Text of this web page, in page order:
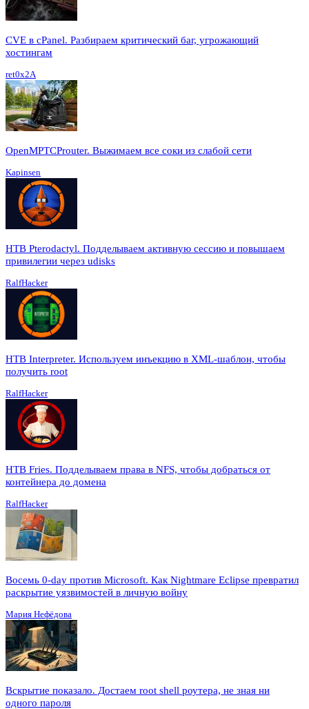
CVE в cPanel. Разбираем критический баг, угрожающий
хостингам
ret0x2A
OpenMPTCProuter. Выжимаем все соки из слабой сети
Kapinsen
HTB Pterodactyl. Подделываем активную сессию и повышаем
привилегии через udisks
RalfHacker
HTB Interpreter. Используем инъекцию в XML-шаблон, чтобы
получить root
RalfHacker
HTB Fries. Подделываем права в NFS, чтобы добраться от
контейнера до домена
RalfHacker
Восемь 0-day против Microsoft. Как Nightmare Eclipse превратил
раскрытие уязвимостей в личную войну
Мария Нефёдова
Вскрытие показало. Достаем root shell роутера, не зная ни
одного пароля